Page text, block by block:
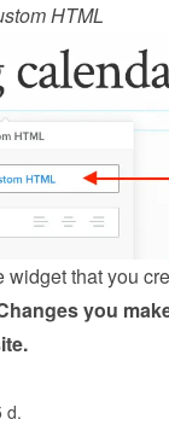
HTML
widget that you
you
d.